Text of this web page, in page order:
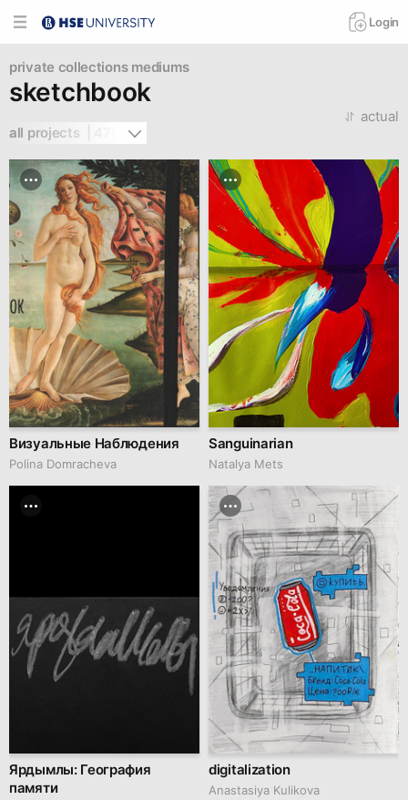
Login
private collections mediums
sketchbook
all projects  | 478
actual
Визуальные Наблюдения
Polina Domracheva
Sanguinarian
Natalya Mets
Ярдымлы: География
памяти
digitalization
Anastasiya Kulikova